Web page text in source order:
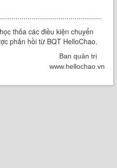
thỏa các điều kiện chuyển
phản hồi từ BQT HelloChao.
Ban quản trị
www.hellochao.vn